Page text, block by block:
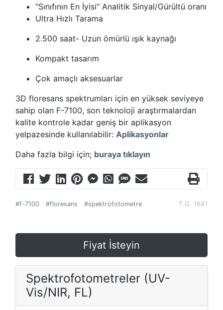
"Sınıfının En İyisi" Analitik Sinyal/Gürültü oranı
Ultra Hızlı Tarama
2.500 saat- Uzun ömürlü ışık kaynağı
Kompakt tasarım
Çok amaçlı aksesuarlar
3D floresans spektrumları için en yüksek seviyeye
sahip olan F-7100, son teknoloji araştırmalardan
kalite kontrole kadar geniş bir aplikasyon
yelpazesinde kullanılabilir: Aplikasyonlar
Daha fazla bilgi için; buraya tıklayın
T.G. 1641
#f-7100 #floresans #spektrofotometre
Fiyat İsteyin
Spektrofotometreler (UV-
Vis/NIR, FL)